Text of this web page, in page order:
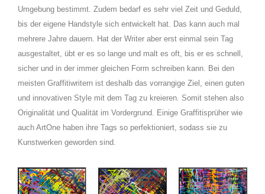
Umgebung bestimmt. Zudem bedarf es sehr viel Zeit und Geduld,
bis der eigene Handstyle sich entwickelt hat. Das kann auch mal
mehrere Jahre dauern. Hat der Writer aber erst einmal sein Tag
ausgestaltet, übt er es so lange und malt es oft, bis er es schnell,
sicher und in der immer gleichen Form schreiben kann. Bei den
meisten Graffitiwritern ist deshalb das vorrangige Ziel, einen guten
und innovativen Style mit dem Tag zu kreieren. Somit stehen also
Originalität und Qualität im Vordergrund. Einige Graffitisprüher wie
auch ArtOne haben ihre Tags so perfektioniert, sodass sie zu
Kunstwerken geworden sind.